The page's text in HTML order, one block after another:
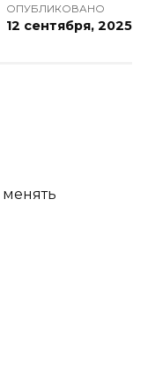
ОПУБЛИКОВАНО
12 сентября, 2025